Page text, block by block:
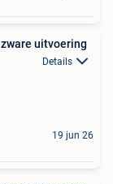
3 X PVC Steekmof 315 zware uitvoering
Details
19 jun 26